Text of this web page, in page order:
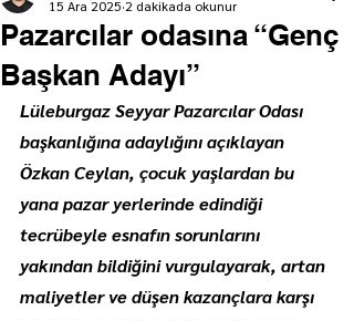
Pazarcılar odasına “Genç
Başkan Adayı”
15 Ara 2025 2 dakikada okunur
Lüleburgaz Seyyar Pazarcılar Odası
başkanlığına adaylığını açıklayan
Özkan Ceylan, çocuk yaşlardan bu
yana pazar yerlerinde edindiği
tecrübeyle esnafın sorunlarını
yakından bildiğini vurgulayarak, artan
maliyetler ve düşen kazançlara karşı